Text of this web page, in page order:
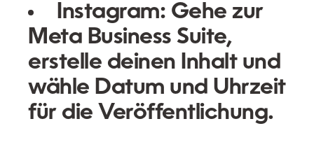
Instagram: Gehe zur
Meta Business Suite,
erstelle deinen Inhalt und
wähle Datum und Uhrzeit
für die Veröffentlichung.